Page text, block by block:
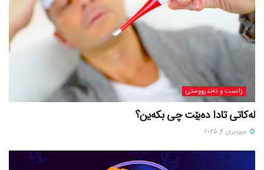
زانست و تەندرووستی
لەکاتی تادا دەبێت چی بکەین؟
حوزه‌یران 4, 2025